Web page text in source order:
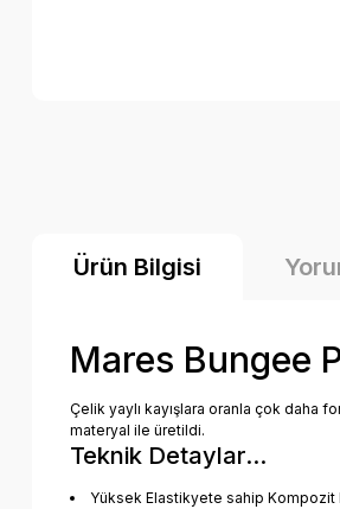
Ürün Bilgisi
Mares Bungee
Çelik yaylı kayışlara oranla çok daha
materyal ile üretildi.
Teknik Detaylar...
Yüksek Elastikyete sahip Kompozit